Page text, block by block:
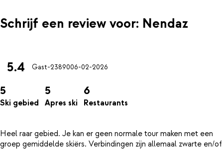
Schrijf een review voor: Nendaz
5.4 Gast-2389006-02-2026
5
Ski gebied
5
Apres ski
6
Restaurants
Heel raar gebied. Je kan er geen normale tour maken met een
groep gemiddelde skiërs. Verbindingen zijn allemaal zwarte en/of